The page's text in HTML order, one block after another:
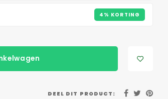
4% KORTING
DEEL DIT PRODUCT: